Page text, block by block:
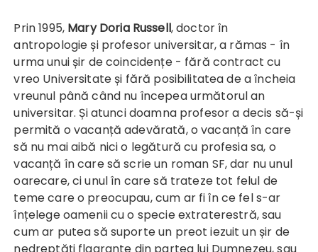
Prin 1995, Mary Doria Russell, doctor în
antropologie și profesor universitar, a rămas - în
urma unui șir de coincidențe - fără contract cu
vreo Universitate și fără posibilitatea de a încheia
vreunul până când nu începea următorul an
universitar. Și atunci doamna profesor a decis să-și
permită o vacanță adevărată, o vacanță în care
să nu mai aibă nici o legătură cu profesia sa, o
vacanță în care să scrie un roman SF, dar nu unul
oarecare, ci unul în care să trateze tot felul de
teme care o preocupau, cum ar fi în ce fel s-ar
înțelege oamenii cu o specie extraterestră, sau
cum ar putea să suporte un preot iezuit un șir de
nedreptăți flagrante din partea lui Dumnezeu, sau